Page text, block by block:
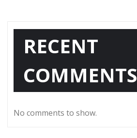
RECENT
COMMENTS
No comments to show.